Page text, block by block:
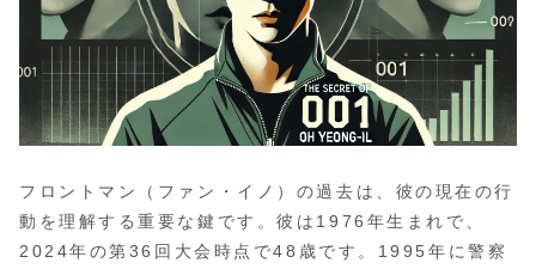
フロントマン（ファン・イノ）の過去は、彼の現在の行
動を理解する重要な鍵です。彼は1976年生まれで、
2024年の第36回大会時点で48歳です。1995年に警察